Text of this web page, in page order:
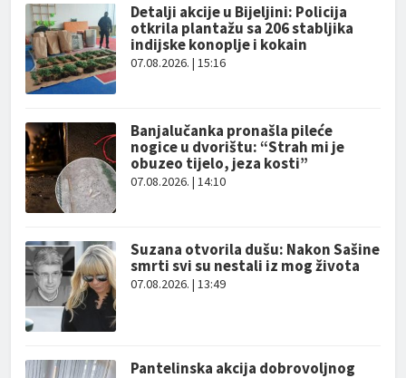
Detalji akcije u Bijeljini: Policija
otkrila plantažu sa 206 stabljika
indijske konoplje i kokain
07.08.2026. | 15:16
Banjalučanka pronašla pileće
nogice u dvorištu: “Strah mi je
obuzeo tijelo, jeza kosti”
07.08.2026. | 14:10
Suzana otvorila dušu: Nakon Sašine
smrti svi su nestali iz mog života
07.08.2026. | 13:49
Pantelinska akcija dobrovoljnog